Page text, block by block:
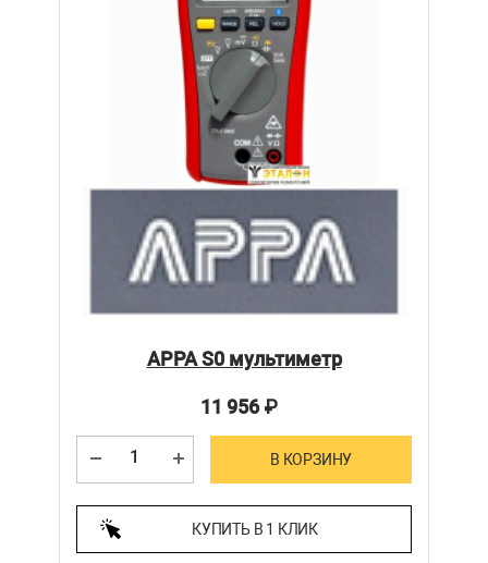
APPA S0 мультиметр
11 956₽
В КОРЗИНУ
КУПИТЬ В 1 КЛИК